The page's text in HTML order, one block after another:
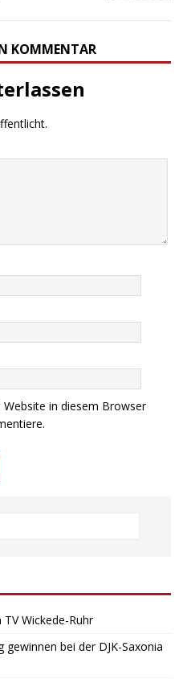
KOMMENTAR
in diesem Browser
Wickede-Ruhr
gewinnen bei der DJK-Saxonia